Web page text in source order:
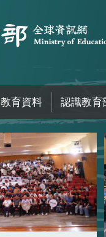
教育資料 認識教育